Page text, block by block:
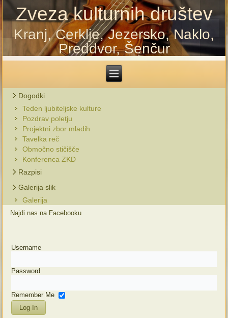
Zveza kulturnih društev
Kranj, Cerklje, Jezersko, Naklo,
Preddvor, Šenčur
Dogodki
Teden ljubiteljske kulture
Pozdrav poletju
Projektni zbor mladih
Tavelka reč
Območno stičišče
Konferenca ZKD
Razpisi
Galerija slik
Galerija
Najdi nas na Facebooku
Username
Password
Remember Me